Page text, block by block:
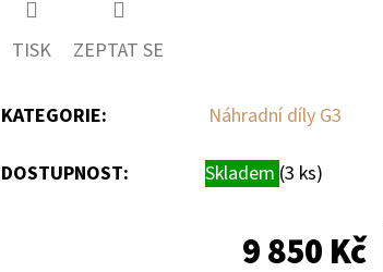
TISK ZEPTAT SE
KATEGORIE: Náhradní díly G3
DOSTUPNOST: Skladem (3 ks)
9 850 Kč